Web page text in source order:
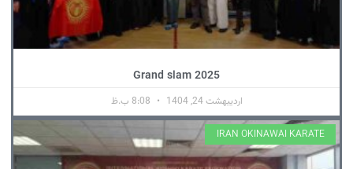
Grand slam 2025
اردیبهشت 24, 1404
IRAN OKINAWAI KARATE